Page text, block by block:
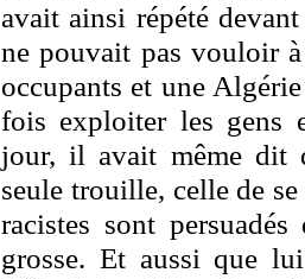
avait ainsi répété
ne pouvait pas vouloir
occupants et une
fois exploiter les gens
jour, il avait même dit
seule trouille, celle de
racistes sont
grosse. Et aussi que